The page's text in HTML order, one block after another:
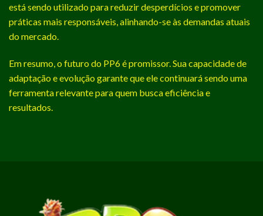
está sendo utilizado para reduzir desperdícios e promover
práticas mais responsáveis, alinhando-se às demandas atuais
do mercado.
Em resumo, o futuro do PP6 é promissor. Sua capacidade de
adaptação e evolução garante que ele continuará sendo uma
ferramenta relevante para quem busca eficiência e
resultados.